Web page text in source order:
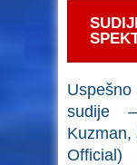
sudije
Kuzman,
Official)